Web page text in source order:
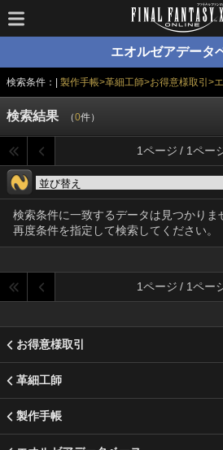
エオルゼアデータ
検索条件：| 製作手帳>革細工師>お得意様取引>
検索結果 （0件）
1ページ / 1ペー
検索条件に一致するデータは見つかりま
再度条件を指定して検索してください。
1ページ / 1ペー
お得意様取引
革細工師
製作手帳